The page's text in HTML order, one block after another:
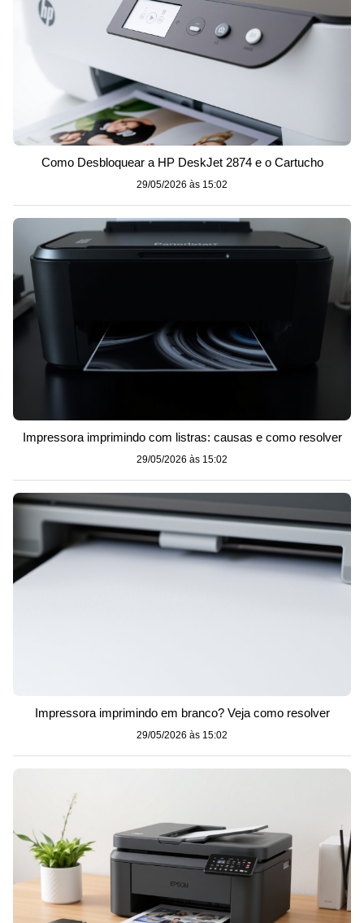
Como Desbloquear a HP DeskJet 2874 e o Cartucho
29/05/2026 às 15:02
Impressora imprimindo com listras: causas e como resolver
29/05/2026 às 15:02
Impressora imprimindo em branco? Veja como resolver
29/05/2026 às 15:02